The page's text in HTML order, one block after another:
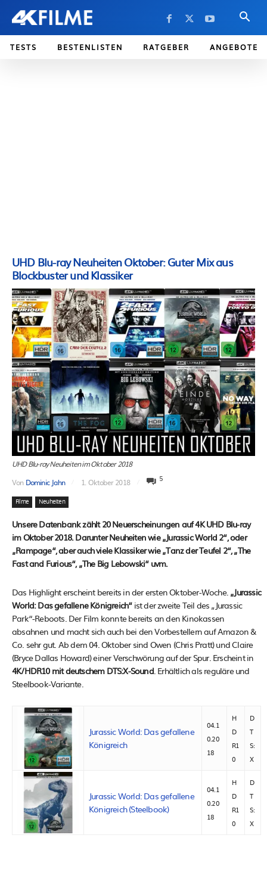
TESTS BESTENLISTEN RATGEBER ANGEBOTE
UHD Blu-ray Neuheiten Oktober: Guter Mix aus
Blockbuster und Klassiker
UHD Blu-ray Neuheiten im Oktober 2018
Von Dominic Jahn 1. Oktober 2018 5
Filme Neuheiten
Unsere Datenbank zählt 20 Neuerscheinungen auf 4K UHD Blu-ray
im Oktober 2018. Darunter Neuheiten wie „Jurassic World 2“, oder
„Rampage“, aber auch viele Klassiker wie „Tanz der Teufel 2“, „The
Fast and Furious“, „The Big Lebowski“ uvm.
Das Highlight erscheint bereits in der ersten Oktober-Woche. „Jurassic
World: Das gefallene Königreich“ist der zweite Teil des „Jurassic
Park“-Reboots. Der Film konnte bereits an den Kinokassen
absahnen und macht sich auch bei den Vorbestellern auf Amazon &
Co. sehr gut. Ab dem 04. Oktober sind Owen (Chris Pratt) und Claire
(Bryce Dallas Howard) einer Verschwörung auf der Spur. Erscheint in
4K/HDR10 mit deutschem DTS:X-Sound. Erhältlich als reguläre und
Steelbook-Variante.
Jurassic World: Das gefallene
Königreich
04.1
0.20
18
H
D
R1
0
D
T
S:
X
Jurassic World: Das gefallene
Königreich (Steelbook)
04.1
0.20
18
H
D
R1
0
D
T
S:
X